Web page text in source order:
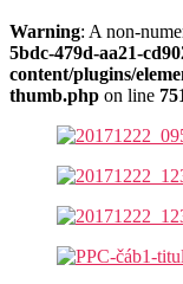
Warning: A non-
5bdc-479d-aa21-
content/plugins/
thumb.php on line